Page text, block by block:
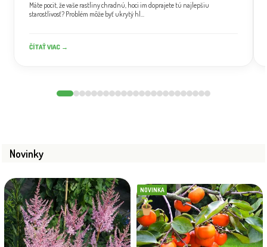
Máte pocit, že vaše rastliny chradnú, hoci im doprajete tú najlepšiu
starostlivosť? Problém môže byť ukrytý hl...
ČÍTAŤ VIAC →
Novinky
NOVINKA